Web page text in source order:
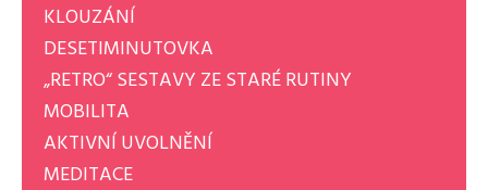
KLOUZÁNÍ
DESETIMINUTOVKA
„RETRO“ SESTAVY ZE STARÉ RUTINY
MOBILITA
AKTIVNÍ UVOLNĚNÍ
MEDITACE